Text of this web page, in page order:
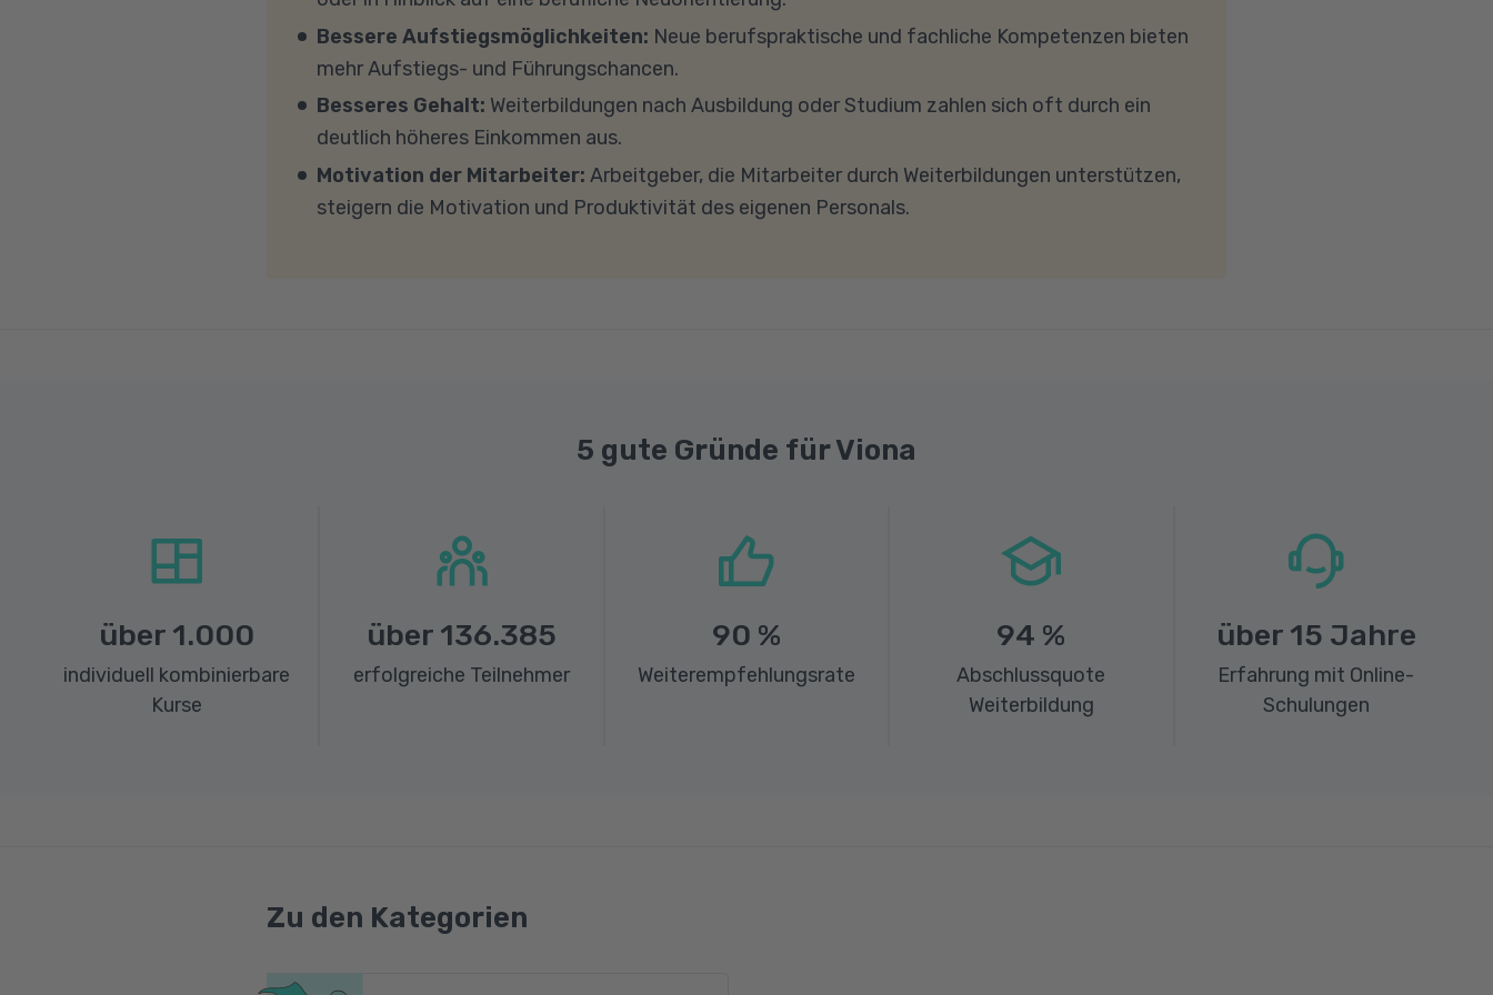
(CPU). Der Unterricht findet in Microsoft Teams statt. Bitte achten Sie darauf, dass Ihre
Sicherheitsprogramme und -einstellungen (Anti-Viren-Programme, Firewalls etc.) die Verbindung
Übertragung eine gute Internetverbindung mit einer Download-Geschwindigkeit von mindestens 6
Fragen sprechen Sie uns gerne an.
Bessere Aufstiegsmöglichkeiten: Neue berufspraktische und fachliche Kompetenzen bieten
mehr Aufstiegs- und Führungschancen.
Besseres Gehalt: Weiterbildungen nach Ausbildung oder Studium zahlen sich oft durch ein
deutlich höheres Einkommen aus.
Motivation der Mitarbeiter: Arbeitgeber, die Mitarbeiter durch Weiterbildungen unterstützen,
steigern die Motivation und Produktivität des eigenen Personals.
5 gute Gründe für Viona
über 1.000
individuell kombinierbare
Kurse
über 136.385
erfolgreiche Teilnehmer
90 %
Weiterempfehlungsrate
94 %
Abschlussquote
Weiterbildung
über 15 Jahre
Erfahrung mit Online-
Schulungen
Zu den Kategorien